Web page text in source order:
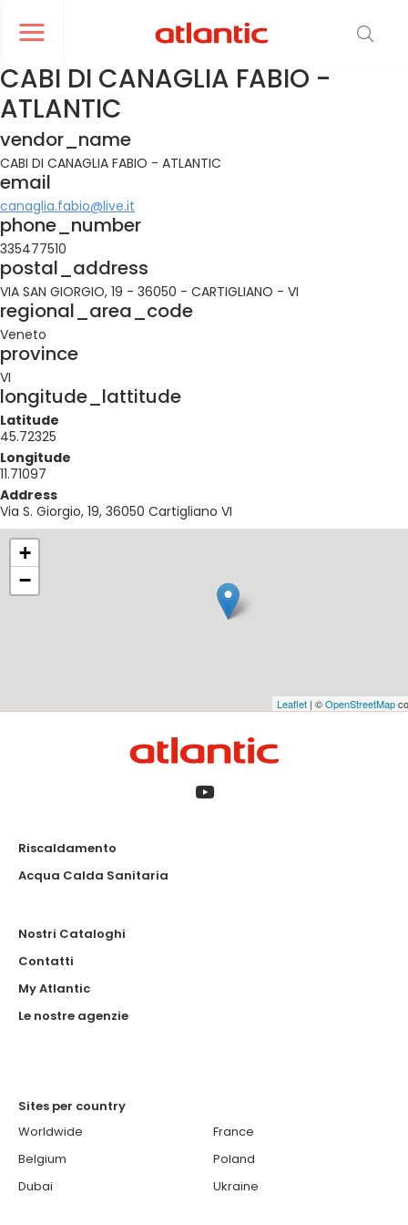
Ouvrir le menu de navigation
le menu de navigation
CABI DI CANAGLIA FABIO -
ATLANTIC
vendor_name
CABI DI CANAGLIA FABIO - ATLANTIC
email
canaglia.fabio@live.it
phone_number
335477510
postal_address
VIA SAN GIORGIO, 19 - 36050 - CARTIGLIANO - VI
regional_area_code
Veneto
province
VI
longitude_lattitude
Latitude
45.72325
Longitude
11.71097
Address
Via S. Giorgio, 19, 36050 Cartigliano VI
+
−
Leaflet | ©OpenStreetMap
Riscaldamento
Acqua Calda Sanitaria
Nostri Cataloghi
Contatti
My Atlantic
Le nostre agenzie
Sites per country
Worldwide
Belgium
Dubai
France
Poland
Ukraine